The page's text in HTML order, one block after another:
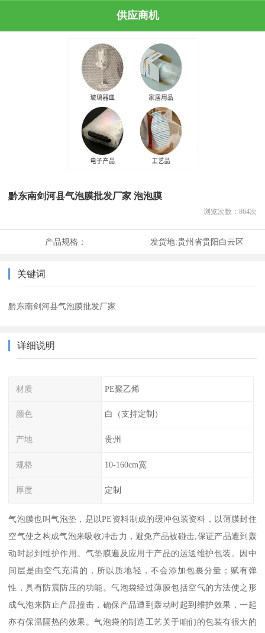
供应商机
黔东南剑河县气泡膜批发厂家 泡泡膜
浏览次数： 864次
产品规格： 发货地:贵州省贵阳白云区
关键词
黔东南剑河县气泡膜批发厂家
详细说明
材质 PE聚乙烯
颜色 白（支持定制）
产地 贵州
规格 10-160cm宽
厚度 定制
气泡膜也叫气泡垫，是以PE资料制成的缓冲包装资料，以薄膜封住
空气使之构成气泡来吸收冲击力，避免产品被碰击,保证产品遭到轰
动时起到维护作用。气垫膜遍及应用于产品的运送维护包装。因中
间层是由空气充满的，所以质地轻，不会添加包裹分量；赋有弹
性，具有防震防压的功能。气泡袋经过薄膜包括空气的方法使之形
成气泡来防止产品撞击，确保产品遭到轰动时起到维护效果，一起
亦有保温隔热的效果。气泡袋的制造工艺关于咱们的包装有很大的